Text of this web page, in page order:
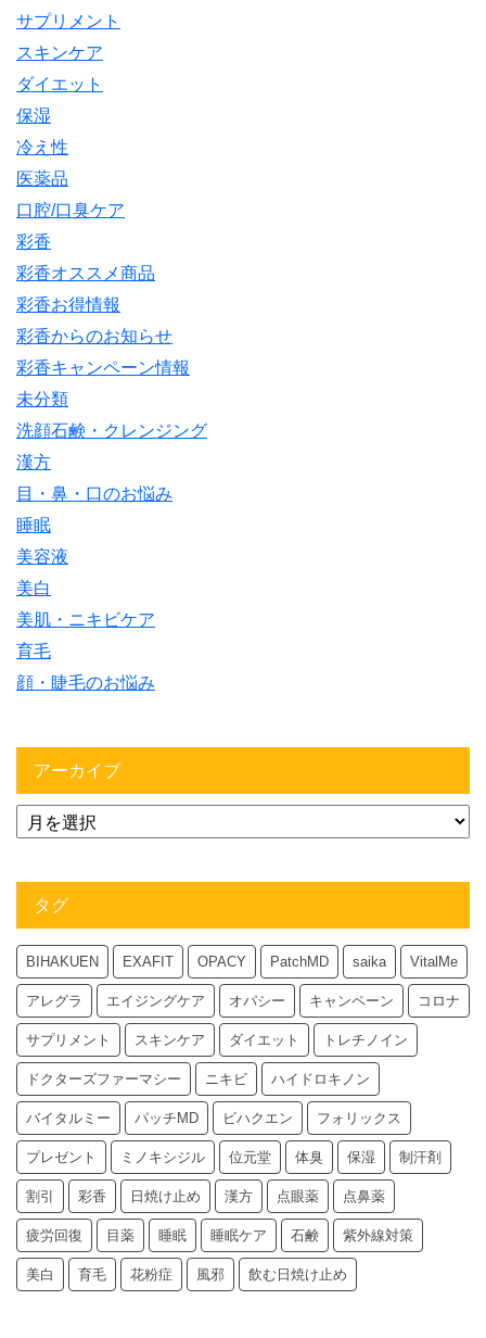
サプリメント
スキンケア
ダイエット
保湿
冷え性
医薬品
口腔/口臭ケア
彩香
彩香オススメ商品
彩香お得情報
彩香からのお知らせ
彩香キャンペーン情報
未分類
洗顔石鹸・クレンジング
漢方
目・鼻・口のお悩み
睡眠
美容液
美白
美肌・ニキビケア
育毛
顔・睫毛のお悩み
アーカイブ
タグ
BIHAKUEN EXAFIT OPACY PatchMD saika VitalMe
アレグラ エイジングケア オパシー キャンペーン コロナ
サプリメント スキンケア ダイエット トレチノイン
ドクターズファーマシー ニキビ ハイドロキノン
バイタルミー パッチMD ビハクエン フォリックス
プレゼント ミノキシジル 位元堂 体臭 保湿 制汗剤
割引 彩香 日焼け止め 漢方 点眼薬 点鼻薬
疲労回復 目薬 睡眠 睡眠ケア 石鹸 紫外線対策
美白 育毛 花粉症 風邪 飲む日焼け止め